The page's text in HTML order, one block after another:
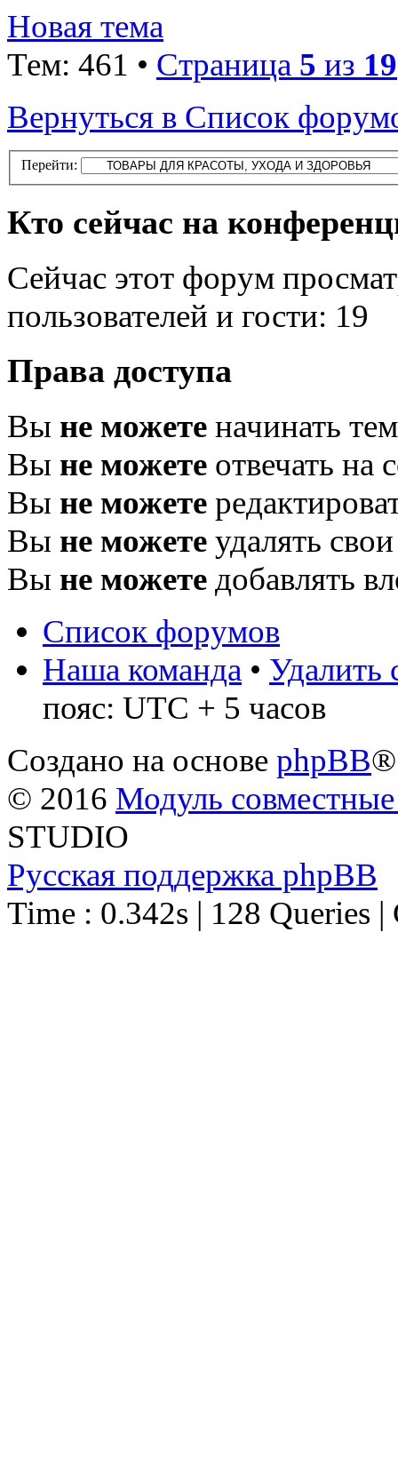
Новая тема
Тем: 461 • Страница 5 из 19
Вернуться в Список
Перейти:
Кто сейчас на
Сейчас этот форум
пользователей и гости: 19
Права доступа
Вы не можете начинать
Вы не можете отвечать на
Вы не можете
Вы не можете удалять
Вы не можете добавлять
Список форумов
Наша команда • Удалить
пояс: UTC + 5 часов
Создано на основе phpBB®
© 2016 Модуль
STUDIO
Русская поддержка phpBB
Time : 0.342s | 128 Queries